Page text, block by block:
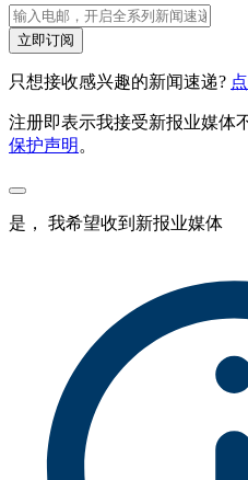
立即订阅
只想接收感兴趣的新闻速递?
注册即表示我接受新报业媒体
保护声明 。
是， 我希望收到新报业媒体